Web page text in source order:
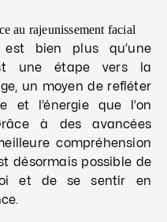
au rajeunissement facial
est bien plus qu’une
une étape vers la
un moyen de refléter
et l’énergie que l’on
à des avancées
compréhension
désormais possible de
et de se sentir en